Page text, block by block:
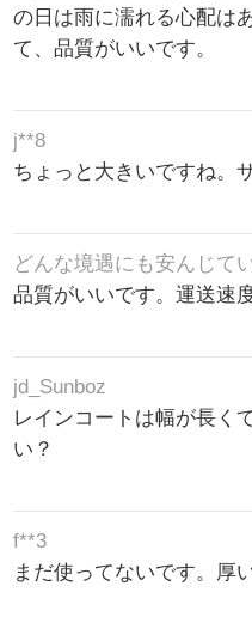
の日は雨に濡れる心配は
て、品質がいいです。
j**8
ちょっと大きいですね。
どんな境遇にも安んじて
品質がいいです。運送速
jd_Sunboz
レインコートは幅が長く
い？
f**3
まだ使ってないです。厚